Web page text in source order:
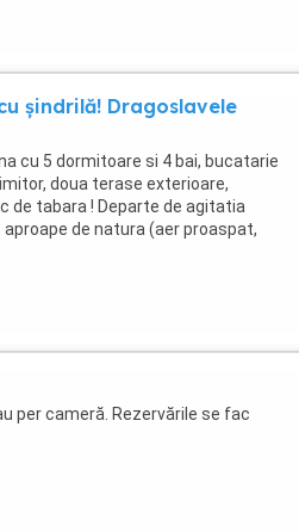
șindrilă! Dragoslavele
cu 5 dormitoare si 4 bai, bucatarie
doua terase exterioare,
de tabara ! Departe de agitatia
de natura (aer proaspat,
per cameră. Rezervările se fac